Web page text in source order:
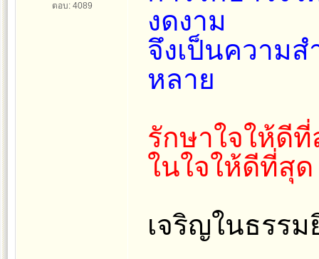
ตอบ: 4089
งดงาม
จึงเป็นความ
หลาย
รักษาใจให้ดี
ในใจให้ดีที่สุด
เจริญในธรร